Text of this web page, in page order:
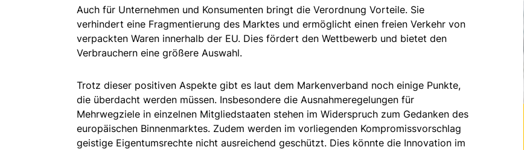
Auch für Unternehmen und Konsumenten bringt die Verordnung Vorteile. Sie
verhindert eine Fragmentierung des Marktes und ermöglicht einen freien Verkehr von
verpackten Waren innerhalb der EU. Dies fördert den Wettbewerb und bietet den
Verbrauchern eine größere Auswahl.
Trotz dieser positiven Aspekte gibt es laut dem Markenverband noch einige Punkte,
die überdacht werden müssen. Insbesondere die Ausnahmeregelungen für
Mehrwegziele in einzelnen Mitgliedstaaten stehen im Widerspruch zum Gedanken des
europäischen Binnenmarktes. Zudem werden im vorliegenden Kompromissvorschlag
geistige Eigentumsrechte nicht ausreichend geschützt. Dies könnte die Innovation im